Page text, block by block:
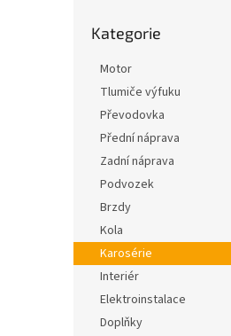
l
kategorie
Kategorie
Motor
Tlumiče výfuku
Převodovka
Přední náprava
Zadní náprava
Podvozek
Brzdy
Kola
Karosérie
Interiér
Elektroinstalace
Doplňky